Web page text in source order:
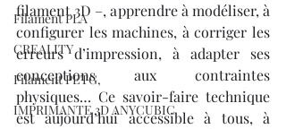
Filament PLA
CREALITY
Filament PETG,
IMPRIMANTE 3D ANYCUBIC
filament 3D –, apprendre à modéliser, à
configurer les machines, à corriger les
erreurs d’impression, à adapter ses
conceptions aux contraintes
physiques… Ce savoir-faire technique
est aujourd’hui accessible à tous, à